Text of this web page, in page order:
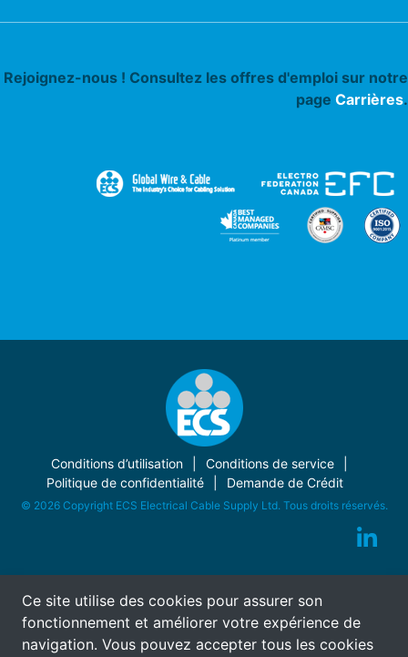
Ce site utilise des cookies pour assurer son
fonctionnement et améliorer votre expérience de
navigation. Vous pouvez accepter tous les cookies
Rejoignez-nous ! Consultez les offres d'emploi sur notre
page Carrières.
Conditions d’utilisation
Conditions de service
Politique de confidentialité
Demande de Crédit
© 2026 Copyright ECS Electrical Cable Supply Ltd. Tous droits réservés.